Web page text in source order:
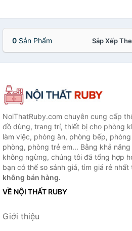
0 Sản Phẩm Sắp Xếp
NoiThatRuby.com chuyên cung cấp
đồ dùng, trang trí, thiết bị cho phòng
làm việc, phòng ăn, phòng bếp,
phòng, phòng trẻ em... Bằng khả
không ngừng, chúng tôi đã tổng hợp
bạn có thể so sánh giá, tìm giá rẻ nhất
không bán hàng.
VỀ NỘI THẤT RUBY
Giới thiệu